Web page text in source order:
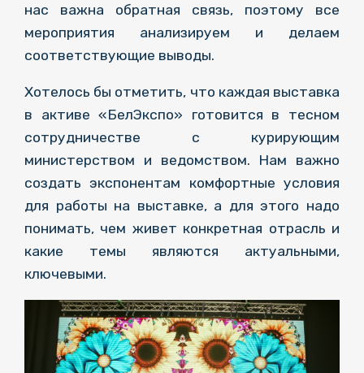
нас важна обратная связь, поэтому все
мероприятия анализируем и делаем
соответствующие выводы.
Хотелось бы отметить, что каждая выставка
в активе «БелЭкспо» готовится в тесном
сотрудничестве с курирующим
министерством и ведомством. Нам важно
создать экспонентам комфортные условия
для работы на выставке, а для этого надо
понимать, чем живет конкретная отрасль и
какие темы являются актуальными,
ключевыми.